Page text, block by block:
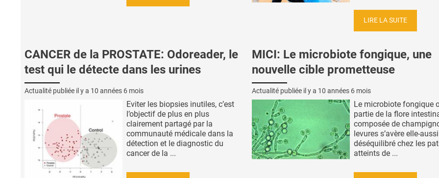
LIRE LA SUITE
CANCER de la PROSTATE: Odoreader, le
test qui le détecte dans les urines
Actualité publiée il y a 10 années 6 mois
Eviter les biopsies inutiles, c’est
l’objectif de plus en plus
clairement partagé par la
communauté médicale dans la
détection et le diagnostic du
cancer de la ...
MICI: Le microbiote fongique, une
nouvelle cible prometteuse
Actualité publiée il y a 10 années 6 mois
Le microbiote fongique
partie de la flore
composée de
levures s’avère elle-aussi
déséquilibré chez les
atteints de ...